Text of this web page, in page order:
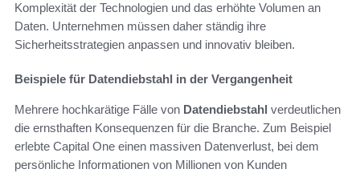
Komplexität der Technologien und das erhöhte Volumen an
Daten. Unternehmen müssen daher ständig ihre
Sicherheitsstrategien anpassen und innovativ bleiben.
Beispiele für Datendiebstahl in der Vergangenheit
Mehrere hochkarätige Fälle von Datendiebstahl verdeutlichen
die ernsthaften Konsequenzen für die Branche. Zum Beispiel
erlebte Capital One einen massiven Datenverlust, bei dem
persönliche Informationen von Millionen von Kunden